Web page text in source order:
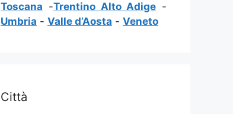
Toscana -Trentino Alto Adige -
Umbria - Valle d’Aosta - Veneto
Città